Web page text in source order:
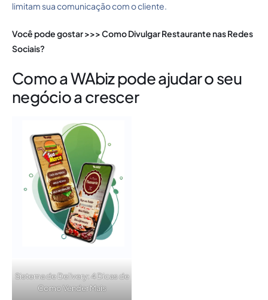
limitam sua comunicação com o cliente.
Você pode gostar >>>Como Divulgar Restaurante nas Redes
Sociais?
Como a WAbiz pode ajudar o seu
negócio a crescer
Sistema de Delivery: 4 Dicas de
Como Vender Mais